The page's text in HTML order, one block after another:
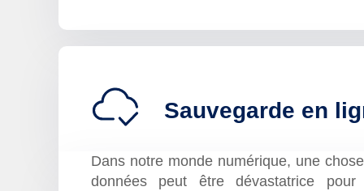
Sauvegarde en
Dans notre monde numérique, une
données peut être dévastatrice